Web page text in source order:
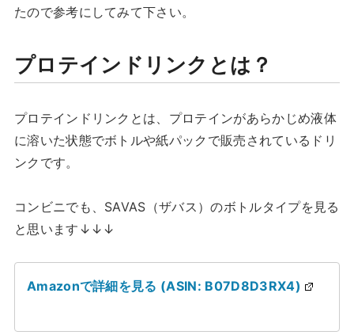
たので参考にしてみて下さい。
プロテインドリンクとは？
プロテインドリンクとは、プロテインがあらかじめ液体
に溶いた状態でボトルや紙パックで販売されているドリ
ンクです。
コンビニでも、SAVAS（ザバス）のボトルタイプを見る
と思います↓↓↓
Amazonで詳細を見る (ASIN: B07D8D3RX4)